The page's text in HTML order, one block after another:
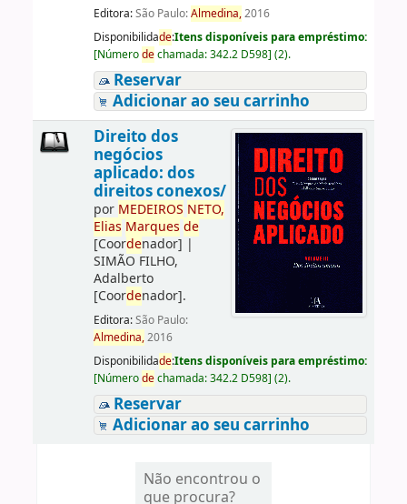
Editora:São Paulo:Almedina,2016
Disponibilidade:Itens disponíveis para empréstimo:
[Númerodechamada:342.2 D598] (2).
Reservar
Adicionar ao seu carrinho
Direito dos
negócios
aplicado: dos
direitos conexos/
por MEDEIROS NETO,
Elias Marques de
[Coordenador] |
SIMÃO FILHO,
Adalberto
[Coordenador].
Editora:São Paulo:
Almedina,2016
Disponibilidade:Itens disponíveis para empréstimo:
[Númerodechamada:342.2 D598] (2).
Reservar
Adicionar ao seu carrinho
Não encontrou o
que procura?